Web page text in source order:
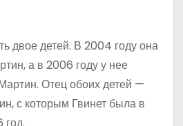
двое детей. В 2004 году она
а в 2006 году у нее
Отец обоих детей —
с которым Гвинет была в